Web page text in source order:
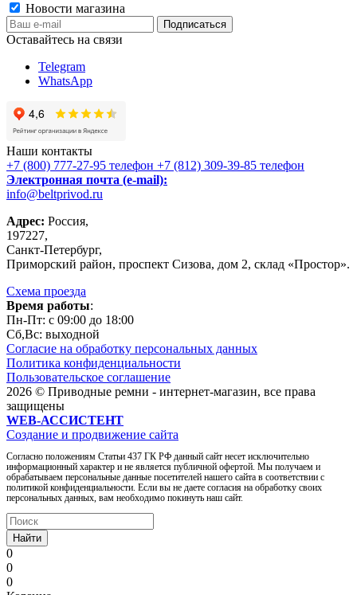
Новости магазина
Оставайтесь на связи
Telegram
WhatsApp
Наши контакты
+7 (800) 777-27-95 телефон +7 (812) 309-39-85 телефон
Электронная почта (e-mail):
info@beltprivod.ru
Адрес: Россия,
197227,
Санкт-Петербург,
Приморский район, проспект Сизова, дом 2, склад «Простор».
Схема проезда
Время работы:
Пн-Пт: c 09:00 до 18:00
Сб,Вc: выходной
Согласие на обработку персональных данных
Политика конфиденциальности
Пользовательское соглашение
2026 © Приводные ремни - интернет-магазин, все права
защищены
WEB-АССИСТЕНТ
Создание и продвижение сайта
Согласно положениям Статьи 437 ГК РФ данный сайт несет исключительно
информационный характер и не является публичной офертой. Мы получаем и
обрабатываем персональные данные посетителей нашего сайта в соответствии с
политикой конфиденциальности. Если вы не даете согласия на обработку своих
персональных данных, вам необходимо покинуть наш сайт.
Найти
0
0
0